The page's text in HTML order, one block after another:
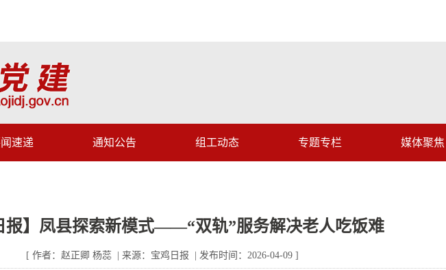
速递 通知公告 组工动态 专题专栏 媒体聚焦
报】凤县探索新模式——“双轨”服务解决老人吃饭难
[ 作者：赵正卿 杨蕊 | 来源：宝鸡日报 | 发布时间：2026-04-09 ]